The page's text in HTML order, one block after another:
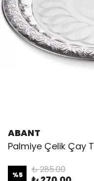
ABANT
Palmiye Çelik Çay
%5 ₺ 285.00